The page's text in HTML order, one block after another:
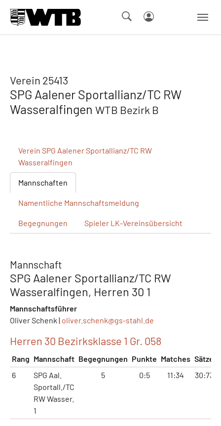
Verein 25413
SPG Aalener Sportallianz/TC RW
Wasseralfingen WTB Bezirk B
Verein SPG Aalener Sportallianz/TC RW
Wasseralfingen
Mannschaften
Namentliche Mannschaftsmeldung
Begegnungen Spieler LK-Vereinsübersicht
Mannschaft
SPG Aalener Sportallianz/TC RW
Wasseralfingen, Herren 30 1
Mannschaftsführer
Oliver Schenk | oliver.schenk@gs-stahl.de
Herren 30 Bezirksklasse 1 Gr. 058
Rang Mannschaft Begegnungen Punkte Matches Sätze
6
SPG Aal.
Sportall./TC
RW Wasser.
1
5 0:5 11:34 30:73